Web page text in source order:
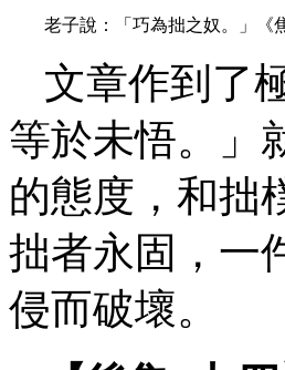
老子說：「巧為拙之奴。」《
文章作到了
等於未悟。」
的態度，和拙
拙者永固，一
侵而破壞。